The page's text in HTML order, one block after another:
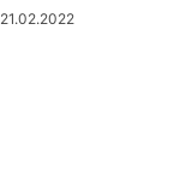
21.02.2022